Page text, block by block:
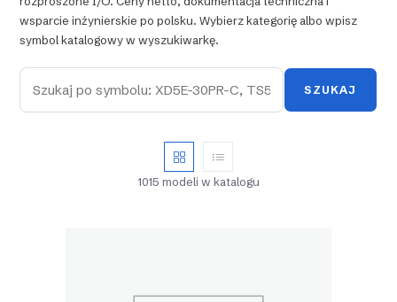
wsparcie inżynierskie po polsku. Wybierz kategorię albo wpisz
symbol katalogowy w wyszukiwarkę.
SZUKAJ
1015 modeli w katalogu